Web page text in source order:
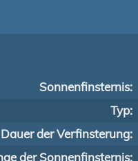
Sonnenfinsternis:
Typ:
Dauer der Verfinsterung:
der Sonnenfinsternis: